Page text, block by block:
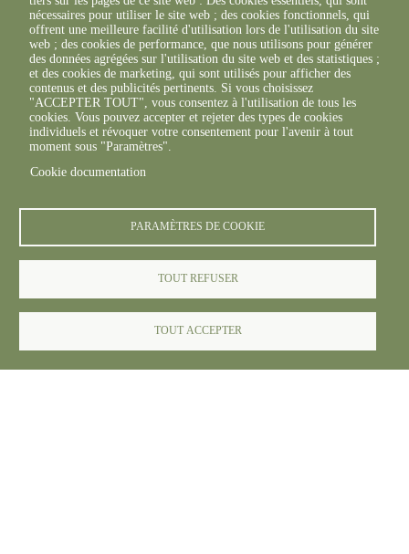
nécessaires pour utiliser le site web ; des cookies fonctionnels, qui
offrent une meilleure facilité d'utilisation lors de l'utilisation du site
web ; des cookies de performance, que nous utilisons pour générer
des données agrégées sur l'utilisation du site web et des statistiques ;
et des cookies de marketing, qui sont utilisés pour afficher des
contenus et des publicités pertinents. Si vous choisissez
"ACCEPTER TOUT", vous consentez à l'utilisation de tous les
cookies. Vous pouvez accepter et rejeter des types de cookies
individuels et révoquer votre consentement pour l'avenir à tout
moment sous "Paramètres".
Cookie documentation
PARAMÈTRES DE COOKIE
TOUT REFUSER
TOUT ACCEPTER
L'Osteria
20117 CAURO
+33 04 95 26 68 81
© FREDON 2024 -Mentions légales